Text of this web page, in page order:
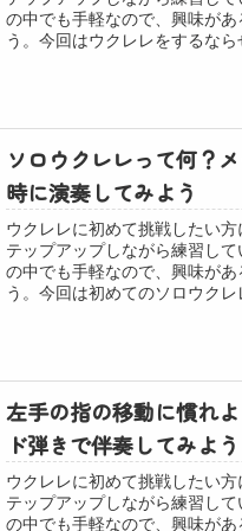
の中でも手軽なので、興味が
う。今回はウクレレをするなら
ソロウクレレって何？
時に演奏してみよう
ウクレレに初めて挑戦したい
テップアップしながら練習し
の中でも手軽なので、興味が
う。今回は初めてのソロウクレ
左手の指の移動に慣れ
ド弾きで伴奏してみよう
ウクレレに初めて挑戦したい
テップアップしながら練習し
の中でも手軽なので、興味が